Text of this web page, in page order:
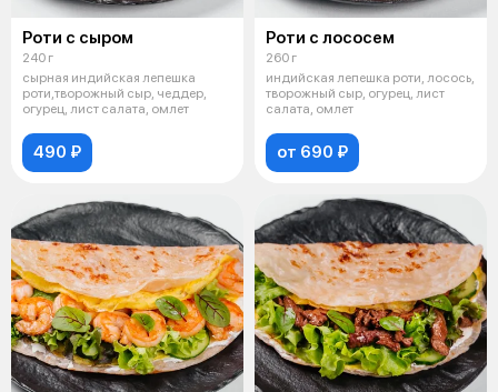
Роти с сыром
240 г
сырная индийская лепешка
роти,творожный сыр, чеддер,
огурец, лист салата, омлет
490 ₽
Роти с лососем
260 г
индийская лепешка роти, лосось,
творожный сыр, огурец, лист
салата, омлет
от 690 ₽